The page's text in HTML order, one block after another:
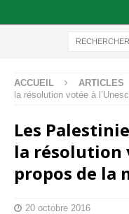
ACCUEIL ARTICLES
la résolution votée à
Les
la résolution
propos de la
20 octobre 2016